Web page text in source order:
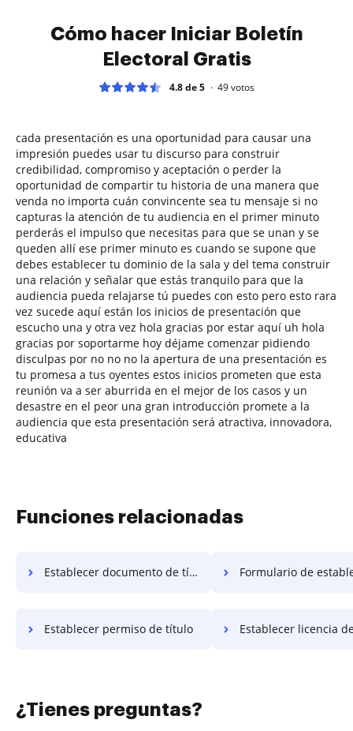
Cómo hacer Iniciar Boletín
Electoral Gratis
4.8 de 5 49votos
cada presentación es una oportunidad para causar una
impresión puedes usar tu discurso para construir
credibilidad, compromiso y aceptación o perder la
oportunidad de compartir tu historia de una manera que
venda no importa cuán convincente sea tu mensaje si no
capturas la atención de tu audiencia en el primer minuto
perderás el impulso que necesitas para que se unan y se
queden allí ese primer minuto es cuando se supone que
debes establecer tu dominio de la sala y del tema construir
una relación y señalar que estás tranquilo para que la
audiencia pueda relajarse tú puedes con esto pero esto rara
vez sucede aquí están los inicios de presentación que
escucho una y otra vez hola gracias por estar aquí uh hola
gracias por soportarme hoy déjame comenzar pidiendo
disculpas por no no no la apertura de una presentación es
tu promesa a tus oyentes estos inicios prometen que esta
reunión va a ser aburrida en el mejor de los casos y un
desastre en el peor una gran introducción promete a la
audiencia que esta presentación será atractiva, innovadora,
educativa
Funciones relacionadas
Establecer documento de título Formulario de
Establecer permiso de título Establecer licencia
¿Tienes preguntas?